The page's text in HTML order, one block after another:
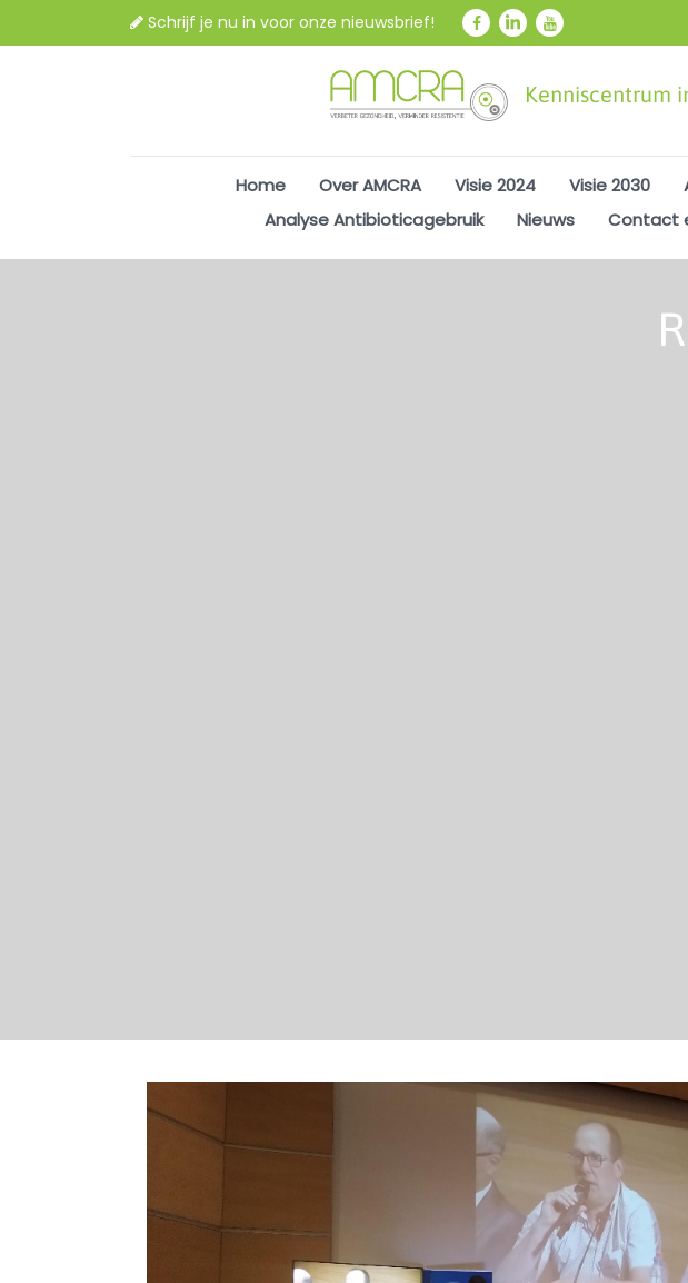
Schrijf je nu in voor onze nieuwsbrief!
Kenniscentrum
Home Over AMCRA Visie 2024 Visie 2030
Analyse Antibioticagebruik
Nieuws Contact